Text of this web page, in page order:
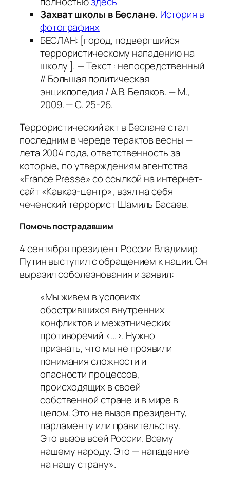
Захват школы в Беслане. История в
фотографиях
БЕСЛАН: [город, подвергшийся
террористическому нападению на
школу ]. — Текст : непосредственный
// Большая политическая
энциклопедия / А.В. Беляков. — М.,
2009. — С. 25-26.
Террористический акт в Беслане стал
последним в череде терактов весны —
лета 2004 года, ответственность за
которые, по утверждениям агентства
«France Presse» со ссылкой на интернет-
сайт «Кавказ-центр», взял на себя
чеченский террорист Шамиль Басаев.
Помочь пострадавшим
4 сентября президент России Владимир
Путин выступил с обращением к нации. Он
выразил соболезнования и заявил:
«Мы живем в условиях
обострившихся внутренних
конфликтов и межэтнических
противоречий <…>. Нужно
признать, что мы не проявили
понимания сложности и
опасности процессов,
происходящих в своей
собственной стране и в мире в
целом. Это не вызов президенту,
парламенту или правительству.
Это вызов всей России. Всему
нашему народу. Это — нападение
на нашу страну».